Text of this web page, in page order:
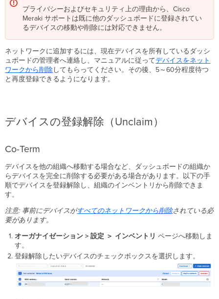
プライバシーおよびセキュリティ上の理由から、Cisco
Meraki サポートは既に他のダッシュボードに登録されてい
るデバイスの移動や削除には対応できません。
ネットワークに追加するには、現在デバイスを所有しているダッシ
ュボードの管理者へ連絡し、マニュアルに従ってデバイスをネット
ワークから削除 してもらってください。その後、5～60分程度待つ
と再度登録できるようになります。
デバイスの登録解除（Unclaim）
Co-Term
デバイスを他の組織へ移動する場合など、ダッシュボードの組織か
らデバイスを完全に削除する必要がある場合があります。以下の手
順でデバイスを登録解除し、組織のインベントリから削除できま
す。
注意: 事前にデバイスがすべてのネットワークから削除されている必
要があります。
オーガナイゼーション > 設定 ＞ インベントリ ページへ移動しま
す。
登録解除したいデバイスのチェックボックスを選択します。